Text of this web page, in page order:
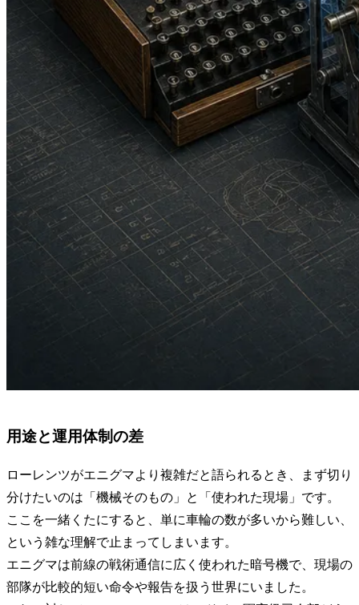
用途と運用体制の差
ローレンツがエニグマより複雑だと語られるとき、まず切り
分けたいのは「機械そのもの」と「使われた現場」です。
ここを一緒くたにすると、単に車輪の数が多いから難しい、
という雑な理解で止まってしまいます。
エニグマは前線の戦術通信に広く使われた暗号機で、現場の
部隊が比較的短い命令や報告を扱う世界にいました。